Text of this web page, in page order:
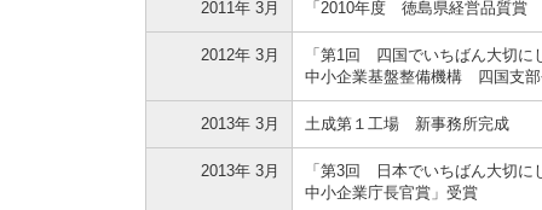
2011年 3月 「2010年度 徳島県経営品質賞
2012年 3月
「第1回 四国でいちばん大切に
中小企業基盤整備機構 四国支
2013年 3月 土成第１工場 新事務所完成
2013年 3月
「第3回 日本でいちばん大切に
中小企業庁長官賞」受賞